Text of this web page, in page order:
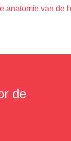
anatomie van de
de